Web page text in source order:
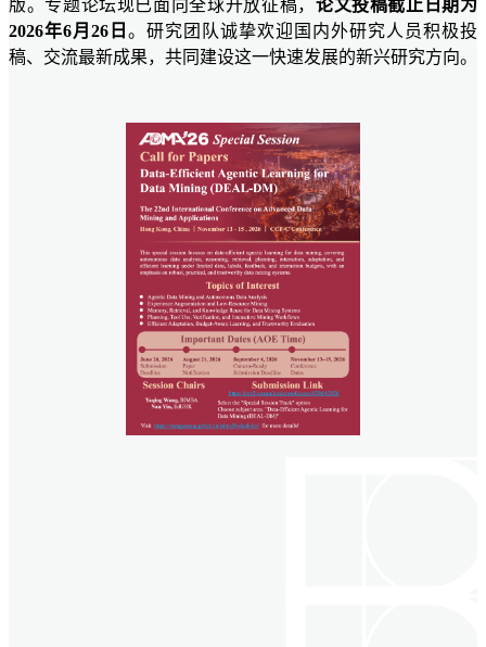
版。专题论坛现已面向全球开放征稿， 论文投稿截止日期为
2026年6月26日 。研究团队诚挚欢迎国内外研究人员积极投
稿、交流最新成果，共同建设这一快速发展的新兴研究方向。